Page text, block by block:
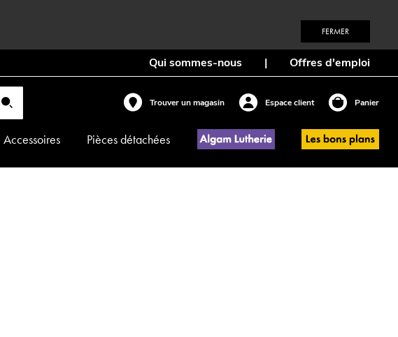
FERMER
Qui sommes-nous | Offres d'emploi
Trouver un magasin Espace client Panier
Accessoires Pièces détachées